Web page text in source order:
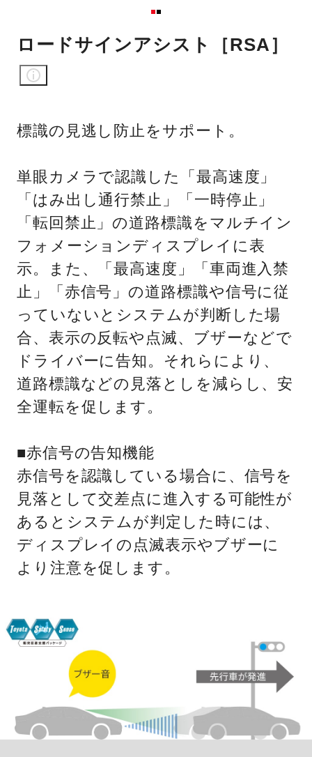
ロードサインアシスト［RSA］
標識の見逃し防止をサポート。
単眼カメラで認識した「最高速度」
「はみ出し通行禁止」「一時停止」
「転回禁止」の道路標識をマルチイン
フォメーションディスプレイに表
示。また、「最高速度」「車両進入禁
止」「赤信号」の道路標識や信号に従
っていないとシステムが判断した場
合、表示の反転や点滅、ブザーなどで
ドライバーに告知。それらにより、
道路標識などの見落としを減らし、安
全運転を促します。
■赤信号の告知機能
赤信号を認識している場合に、信号を
見落として交差点に進入する可能性が
あるとシステムが判定した時には、
ディスプレイの点滅表示やブザーに
より注意を促します。